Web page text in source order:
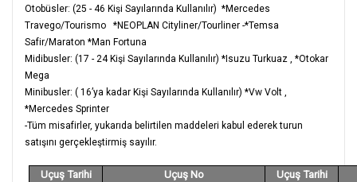
Otobüsler: (25 - 46 Kişi Sayılarında Kullanılır) *Mercedes
Travego/Tourismo *NEOPLAN Cityliner/Tourliner -*Temsa
Safir/Maraton *Man Fortuna
Midibusler: (17 - 24 Kişi Sayılarında Kullanılır) *Isuzu Turkuaz , *Otokar
Mega
Minibusler: ( 16’ya kadar Kişi Sayılarında Kullanılır) *Vw Volt ,
*Mercedes Sprinter
-Tüm misafirler, yukarıda belirtilen maddeleri kabul ederek turun
satışını gerçekleştirmiş sayılır.
Uçuş Tarihi Uçuş No Uçuş Tarihi